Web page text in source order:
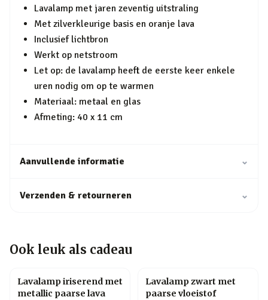
Lavalamp met jaren zeventig uitstraling
Met zilverkleurige basis en oranje lava
Inclusief lichtbron
Werkt op netstroom
Let op: de lavalamp heeft de eerste keer enkele
uren nodig om op te warmen
Materiaal: metaal en glas
Afmeting: 40 x 11 cm
Aanvullende informatie ⌄
Verzenden & retourneren ⌄
Ook leuk als cadeau
Lavalamp iriserend met
metallic paarse lava
Lavalamp zwart met
paarse vloeistof